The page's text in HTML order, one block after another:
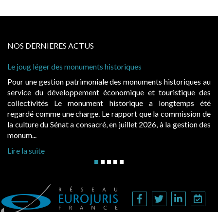
NOS DERNIERES ACTUS
Le joug léger des monuments historiques
Pour une gestion patrimoniale des monuments historiques au
service du développement économique et touristique des
collectivités Le monument historique a longtemps été
regardé comme une charge. Le rapport que la commission de
la culture du Sénat a consacré, en juillet 2026, à la gestion des
monum...
Lire la suite